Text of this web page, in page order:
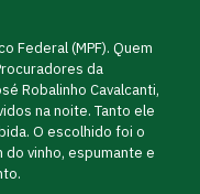
Federal (MPF). Quem
da
Robalinho Cavalcanti,
na noite. Tanto ele
O escolhido foi o
vinho, espumante e